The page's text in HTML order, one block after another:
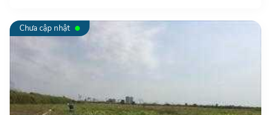
Chưa cập nhật